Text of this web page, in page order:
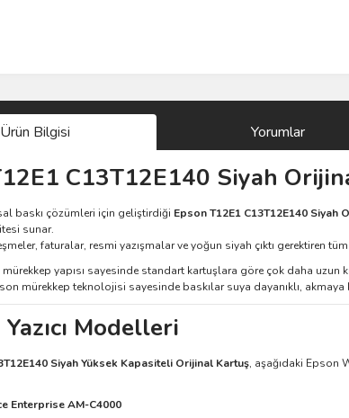
Ürün Bilgisi Yorumlar
C13T12E140 Siyah
baskı çözümleri için geliştirdiği Epson T12E1 C13T12E140 Siyah
sunar.
faturalar, resmi yazışmalar ve yoğun siyah çıktı gerektiren
yapısı sayesinde standart kartuşlara göre çok daha
mürekkep teknolojisi sayesinde baskılar suya dayanıklı,
Modelleri
Siyah Yüksek Kapasiteli Orijinal Kartuş, aşağıdaki Epson
Enterprise AM-C4000